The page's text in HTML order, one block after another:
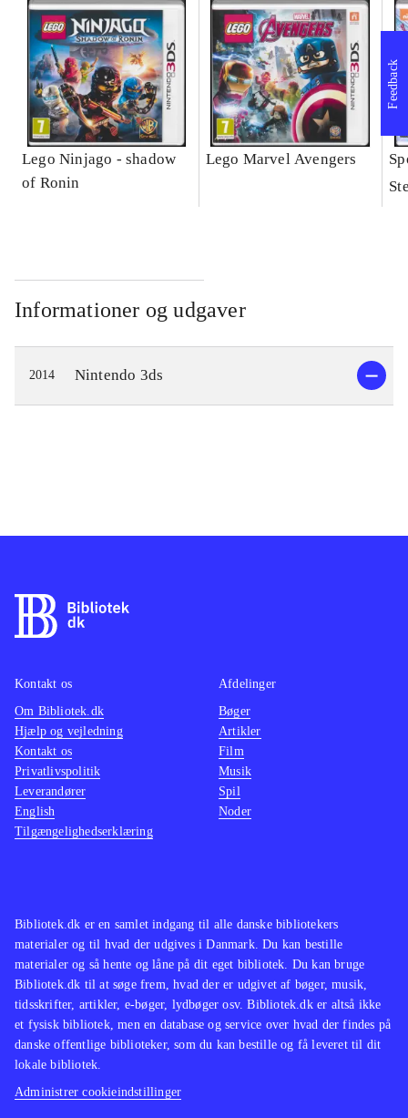
Lego Ninjago - shadow
of Ronin
Lego Marvel Avengers
Informationer og udgaver
2014 Nintendo 3ds
Feedback
Bibliotek.dk er en samlet indgang til alle danske bibliotekers
materialer og til hvad der udgives i Danmark. Du kan bestille
materialer og så hente og låne på dit eget bibliotek. Du kan bruge
Bibliotek.dk til at søge frem, hvad der er udgivet af bøger, musik,
tidsskrifter, artikler, e-bøger, lydbøger osv. Bibliotek.dk er altså ikke
et fysisk bibliotek, men en database og service over hvad der findes på
danske offentlige biblioteker, som du kan bestille og få leveret til dit
lokale bibliotek.
Administrer cookieindstillinger
Kontakt os
Om Bibliotek.dk
Hjælp og vejledning
Kontakt os
Privatlivspolitik
Leverandører
English
Tilgængelighedserklæring
Afdelinger
Bøger
Artikler
Film
Musik
Spil
Noder